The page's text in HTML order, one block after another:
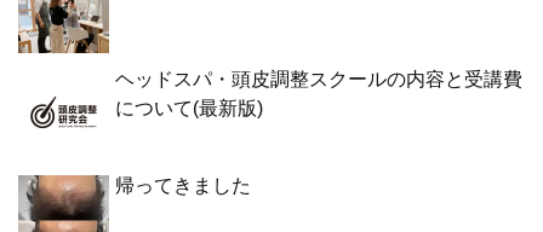
ヘッドスパ・頭皮調整スクールの内容と受講費
について(最新版)
帰ってきました